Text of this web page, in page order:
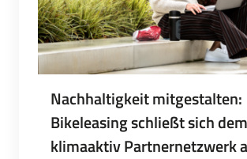
Nachhaltigkeit mitgestalten:
Bikeleasing schließt sich dem
klimaaktiv Partnernetzwerk